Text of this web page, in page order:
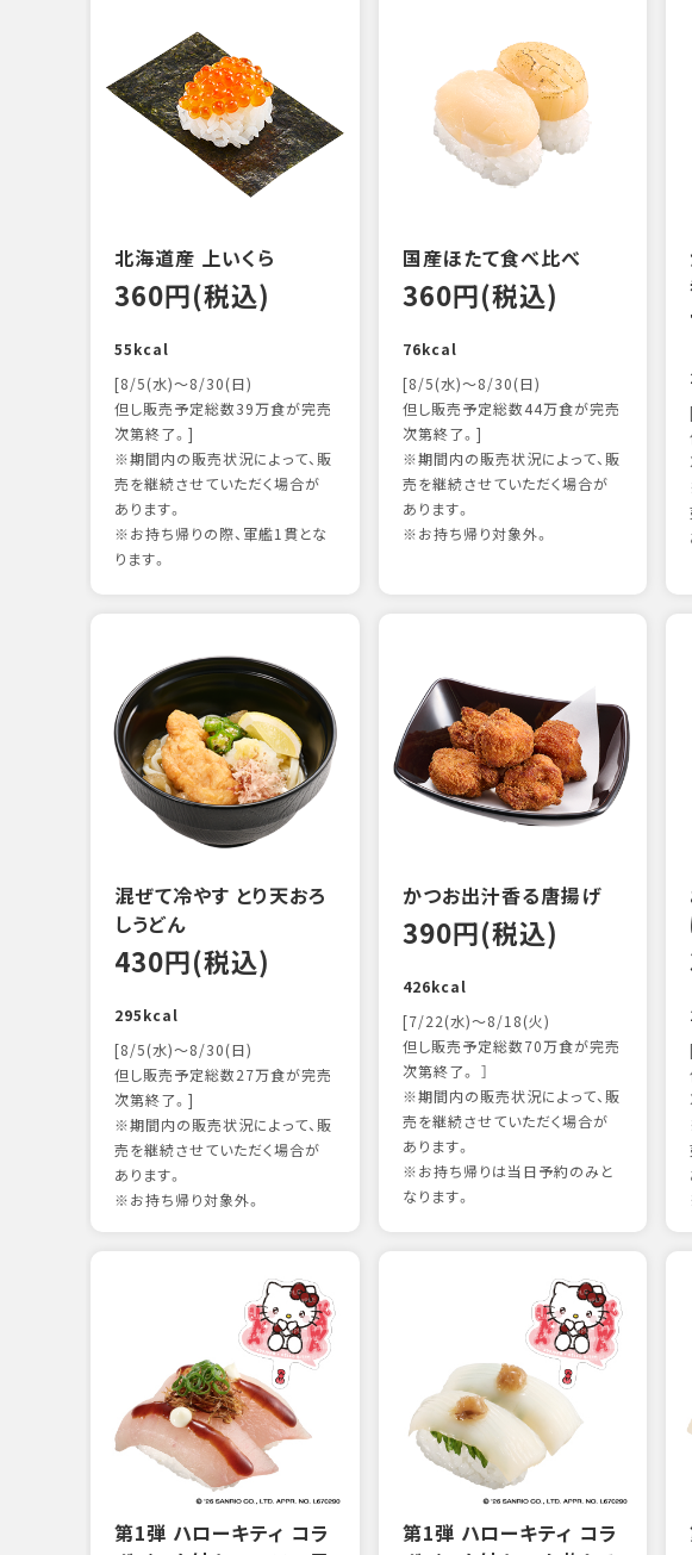
北海道産 上いくら
360円(税込)
55kcal
[8/5(水)～8/30(日)
但し販売予定総数39万食が完売
次第終了。]
※期間内の販売状況によって、販
売を継続させていただく場合が
あります。
※お持ち帰りの際、軍艦1貫とな
ります。
国産ほたて食べ比べ
360円(税込)
76kcal
[8/5(水)～8/30(日)
但し販売予定総数44万食が完売
次第終了。]
※期間内の販売状況によって、販
売を継続させていただく場合が
あります。
※お持ち帰り対象外。
混ぜて冷やす とり天おろ
しうどん
430円(税込)
295kcal
[8/5(水)～8/30(日)
但し販売予定総数27万食が完売
次第終了。]
※期間内の販売状況によって、販
売を継続させていただく場合が
あります。
※お持ち帰り対象外。
かつお出汁香る唐揚げ
390円(税込)
426kcal
[7/22(水)～8/18(火)
但し販売予定総数70万食が完売
次第終了。 ］
※期間内の販売状況によって、販
売を継続させていただく場合が
あります。
※お持ち帰りは当日予約のみと
なります。
第1弾 ハローキティ コラ
第1弾 ハローキティ コラ